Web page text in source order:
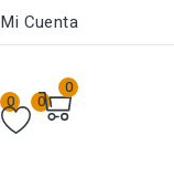
Mi Cuenta
0 0
0